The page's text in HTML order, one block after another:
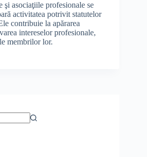
şi asociaţiile profesionale se
activitatea potrivit statutelor
contribuie la apărarea
intereselor profesionale,
membrilor lor.